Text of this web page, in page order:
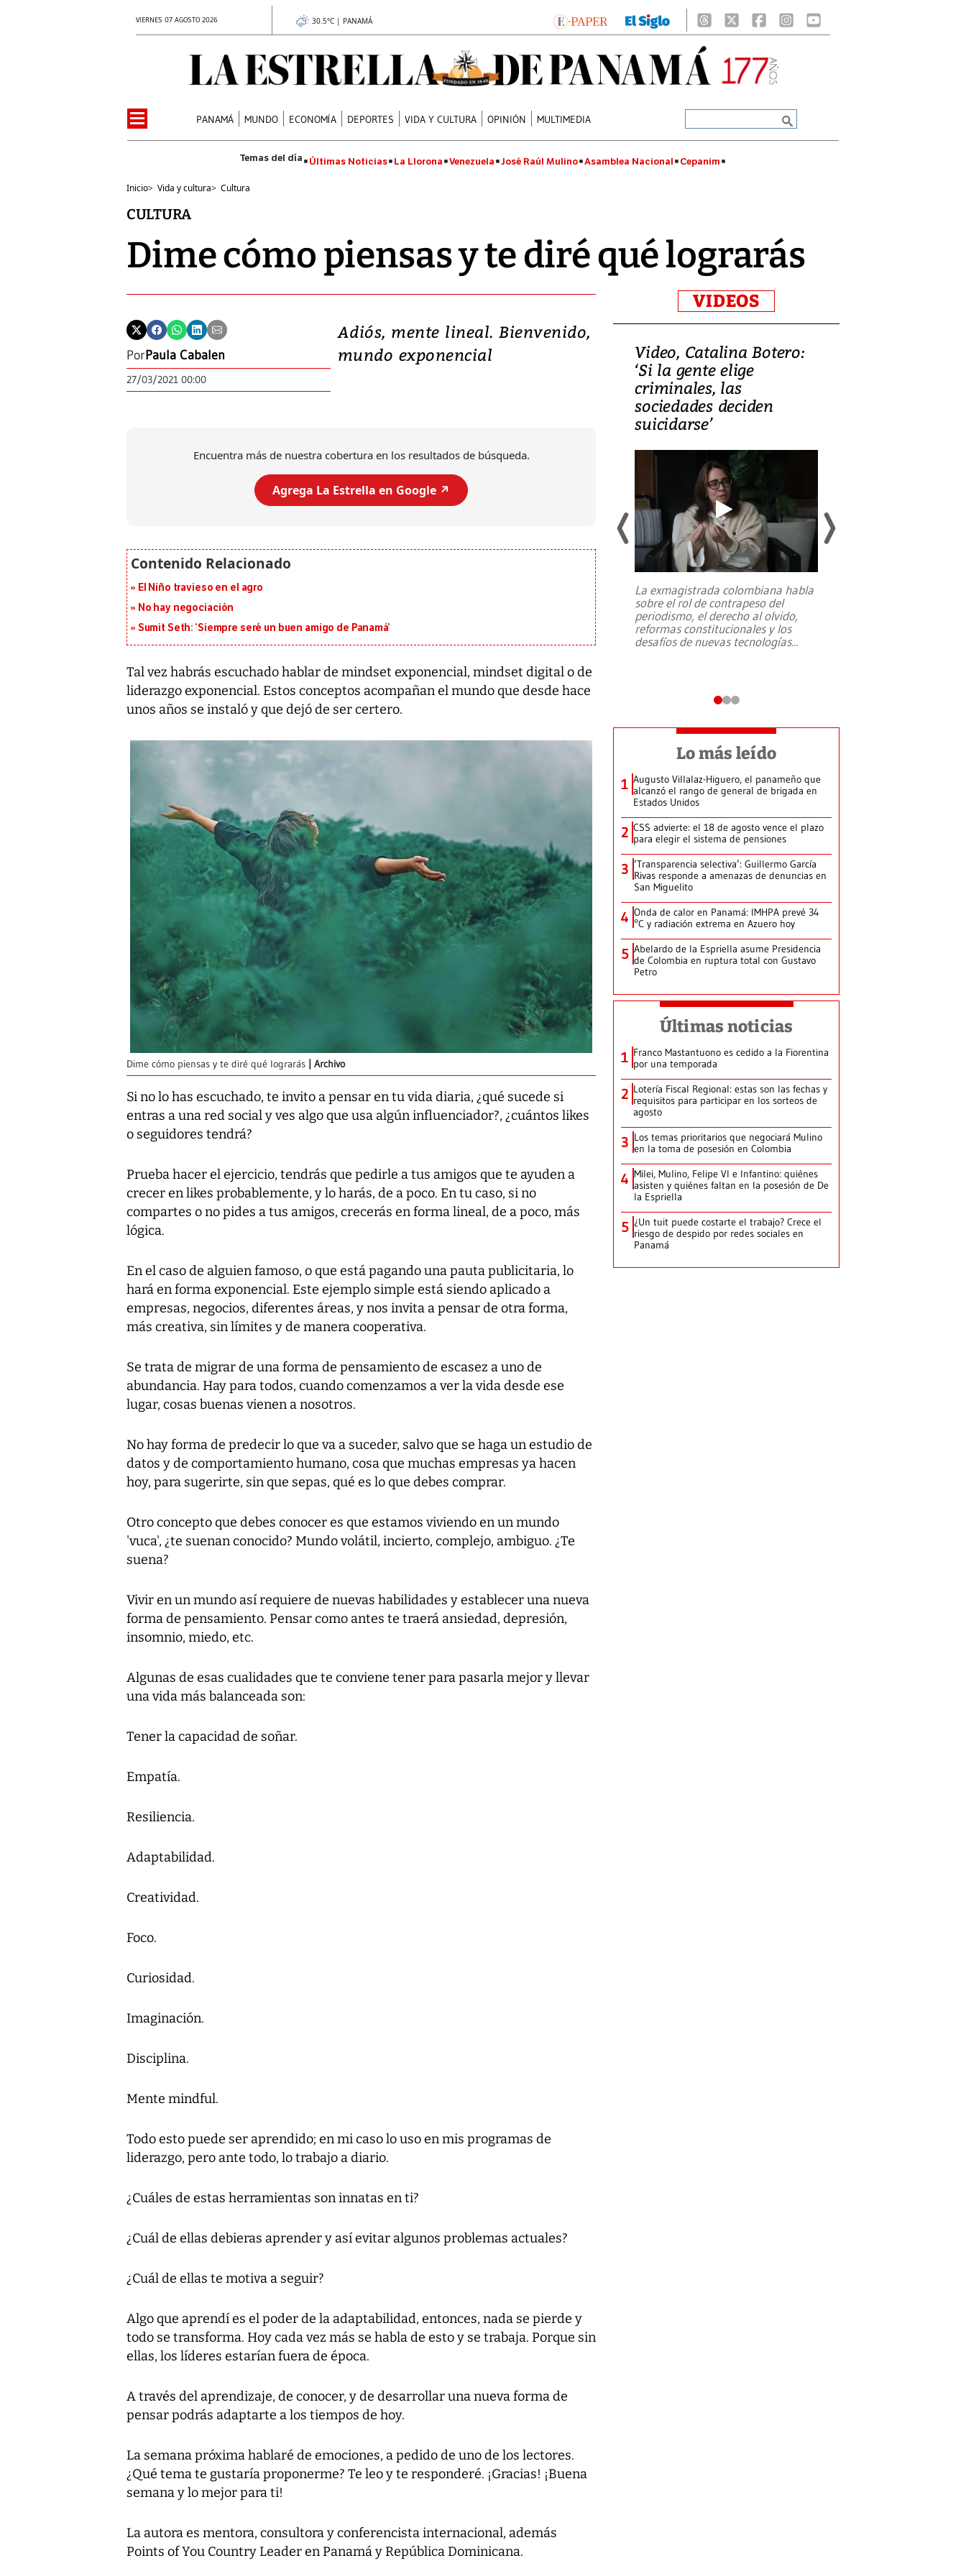
VIERNES 07 AGOSTO 2026 30.5°C | PANAMÁ
PANAMÁ MUNDO ECONOMÍA DEPORTES VIDA Y CULTURA OPINIÓN MULTIMEDIA
Últimas Noticias La Llorona Venezuela José Raúl Mulino Asamblea Nacional Cepanim
Inicio> Vida y cultura> Cultura
CULTURA
Dime cómo piensas y te diré qué lograrás
PorPaula Cabalen
27/03/2021 00:00
Adiós, mente lineal. Bienvenido,
mundo exponencial
Encuentra más de nuestra cobertura en los resultados de búsqueda.
Agrega La Estrella en Google ↗️
El Niño travieso en el agro
No hay negociación
Sumit Seth: ‘Siempre seré un buen amigo de Panamá’
Tal vez habrás escuchado hablar de mindset exponencial, mindset digital o de
liderazgo exponencial. Estos conceptos acompañan el mundo que desde hace
unos años se instaló y que dejó de ser certero.
Dime cómo piensas y te diré qué lograrás Archivo
Si no lo has escuchado, te invito a pensar en tu vida diaria, ¿qué sucede si
entras a una red social y ves algo que usa algún influenciador?, ¿cuántos likes
o seguidores tendrá?
Prueba hacer el ejercicio, tendrás que pedirle a tus amigos que te ayuden a
crecer en likes probablemente, y lo harás, de a poco. En tu caso, si no
compartes o no pides a tus amigos, crecerás en forma lineal, de a poco, más
lógica.
En el caso de alguien famoso, o que está pagando una pauta publicitaria, lo
hará en forma exponencial. Este ejemplo simple está siendo aplicado a
empresas, negocios, diferentes áreas, y nos invita a pensar de otra forma,
más creativa, sin límites y de manera cooperativa.
Se trata de migrar de una forma de pensamiento de escasez a uno de
abundancia. Hay para todos, cuando comenzamos a ver la vida desde ese
lugar, cosas buenas vienen a nosotros.
No hay forma de predecir lo que va a suceder, salvo que se haga un estudio de
datos y de comportamiento humano, cosa que muchas empresas ya hacen
hoy, para sugerirte, sin que sepas, qué es lo que debes comprar.
Otro concepto que debes conocer es que estamos viviendo en un mundo
'vuca', ¿te suenan conocido? Mundo volátil, incierto, complejo, ambiguo. ¿Te
suena?
Vivir en un mundo así requiere de nuevas habilidades y establecer una nueva
forma de pensamiento. Pensar como antes te traerá ansiedad, depresión,
insomnio, miedo, etc.
Algunas de esas cualidades que te conviene tener para pasarla mejor y llevar
una vida más balanceada son:
Tener la capacidad de soñar.
Empatía.
Resiliencia.
Adaptabilidad.
Creatividad.
Foco.
Curiosidad.
Imaginación.
Disciplina.
Mente mindful.
Todo esto puede ser aprendido; en mi caso lo uso en mis programas de
liderazgo, pero ante todo, lo trabajo a diario.
¿Cuáles de estas herramientas son innatas en ti?
¿Cuál de ellas debieras aprender y así evitar algunos problemas actuales?
¿Cuál de ellas te motiva a seguir?
Algo que aprendí es el poder de la adaptabilidad, entonces, nada se pierde y
todo se transforma. Hoy cada vez más se habla de esto y se trabaja. Porque sin
ellas, los líderes estarían fuera de época.
A través del aprendizaje, de conocer, y de desarrollar una nueva forma de
pensar podrás adaptarte a los tiempos de hoy.
La semana próxima hablaré de emociones, a pedido de uno de los lectores.
¿Qué tema te gustaría proponerme? Te leo y te responderé. ¡Gracias! ¡Buena
semana y lo mejor para ti!
La autora es mentora, consultora y conferencista internacional, además
Points of You Country Leader en Panamá y República Dominicana.
VIDEOS
Video, Japón: Terremoto
deja heridos y graves
Un fuerte terremoto de magnitud
Video, Catalina Botero:
‘Si la gente elige
criminales, las
sociedades deciden
suicidarse’
La exmagistrada colombiana habla
sobre el rol de contrapeso del
periodismo, el derecho al olvido,
reformas constitucionales y los
desafíos de nuevas tecnologías...
Lo más leído
1 Augusto Villalaz-Higuero, el panameño que
alcanzó el rango de general de brigada en
Estados Unidos
2 CSS advierte: el 18 de agosto vence el plazo
para elegir el sistema de pensiones
3 ‘Transparencia selectiva’: Guillermo García
Rivas responde a amenazas de denuncias en
San Miguelito
4 Onda de calor en Panamá: IMHPA prevé 34
°C y radiación extrema en Azuero hoy
5 Abelardo de la Espriella asume Presidencia
de Colombia en ruptura total con Gustavo
Petro
Últimas noticias
1 Franco Mastantuono es cedido a la Fiorentina
por una temporada
2 Lotería Fiscal Regional: estas son las fechas y
requisitos para participar en los sorteos de
agosto
3 Los temas prioritarios que negociará Mulino
en la toma de posesión en Colombia
4 Milei, Mulino, Felipe VI e Infantino: quiénes
asisten y quiénes faltan en la posesión de De
la Espriella
5 ¿Un tuit puede costarte el trabajo? Crece el
riesgo de despido por redes sociales en
Panamá